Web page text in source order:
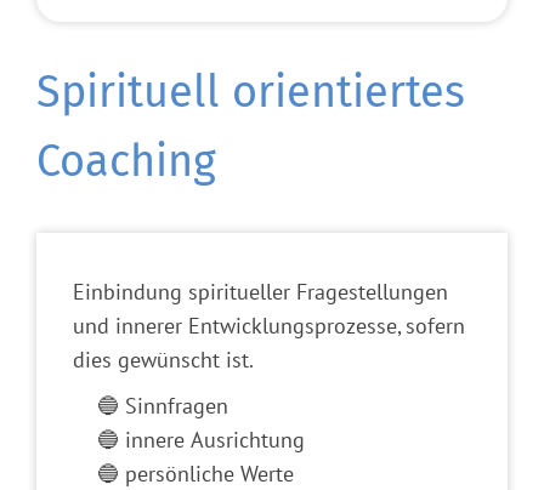
Spirituell orientiertes
Coaching
Einbindung spiritueller Fragestellungen
und innerer Entwicklungsprozesse, sofern
dies gewünscht ist.
🔵 Sinnfragen
🔵 innere Ausrichtung
🔵 persönliche Werte